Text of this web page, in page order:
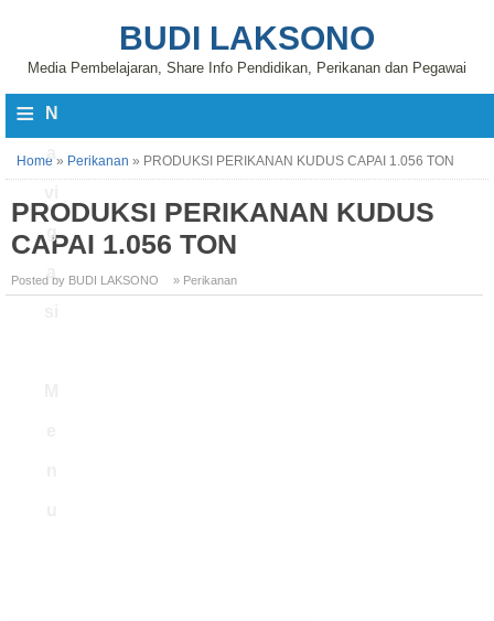
BUDI LAKSONO
Media Pembelajaran, Share Info Pendidikan, Perikanan dan Pegawai
≡ N
g
a
Home » Perikanan » PRODUKSI PERIKANAN KUDUS CAPAI 1.056 TON
PRODUKSI PERIKANAN KUDUS
CAPAI 1.056 TON
Posted by BUDI LAKSONO » Perikanan